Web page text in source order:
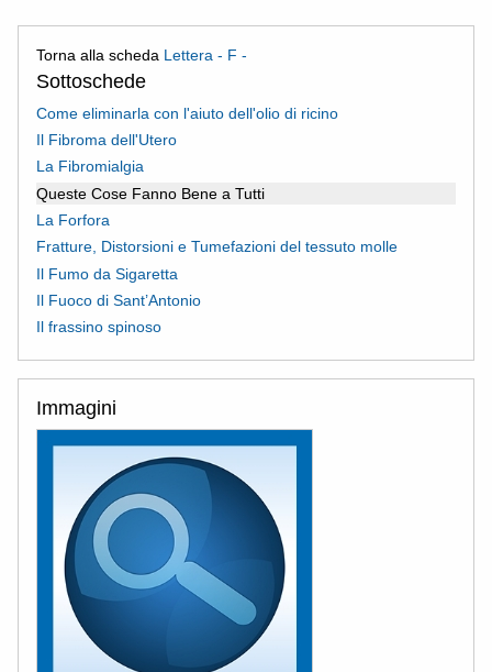
Torna alla scheda Lettera - F -
Sottoschede
Come eliminarla con l'aiuto dell'olio di ricino
Il Fibroma dell'Utero
La Fibromialgia
Queste Cose Fanno Bene a Tutti
La Forfora
Fratture, Distorsioni e Tumefazioni del tessuto molle
Il Fumo da Sigaretta
Il Fuoco di Sant’Antonio
Il frassino spinoso
Immagini